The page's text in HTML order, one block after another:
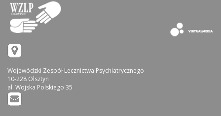
Wojewódzki Zespół Lecznictwa Psychiatrycznego
10-228 Olsztyn
al. Wojska Polskiego 35